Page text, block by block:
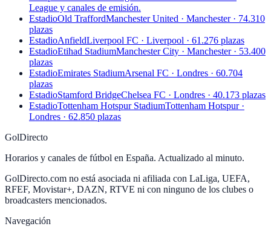
League y canales de emisión.
EstadioOld TraffordManchester United · Manchester · 74.310
plazas
EstadioAnfieldLiverpool FC · Liverpool · 61.276 plazas
EstadioEtihad StadiumManchester City · Manchester · 53.400
plazas
EstadioEmirates StadiumArsenal FC · Londres · 60.704
plazas
EstadioStamford BridgeChelsea FC · Londres · 40.173 plazas
EstadioTottenham Hotspur StadiumTottenham Hotspur ·
Londres · 62.850 plazas
GolDirecto
Horarios y canales de fútbol en España. Actualizado al minuto.
GolDirecto.com no está asociada ni afiliada con LaLiga, UEFA,
RFEF, Movistar+, DAZN, RTVE ni con ninguno de los clubes o
broadcasters mencionados.
Navegación